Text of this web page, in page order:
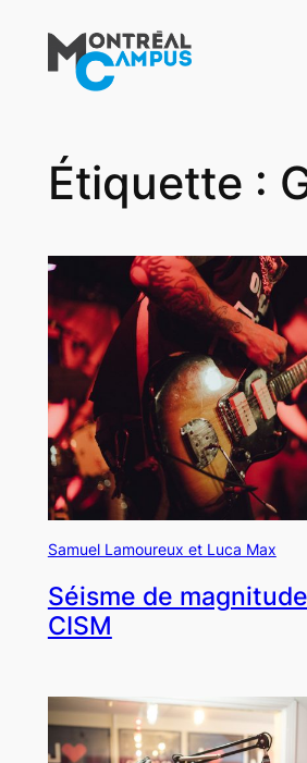
contenu
Étiquette :
Samuel Lamoureux et Luca Max
Séisme de
CISM